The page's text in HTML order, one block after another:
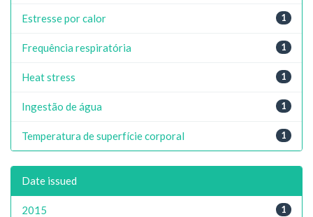
1
Estresse por calor
1
Frequência respiratória
1
Heat stress
1
Ingestão de água
1
Temperatura de superfície corporal
Date issued
1
2015